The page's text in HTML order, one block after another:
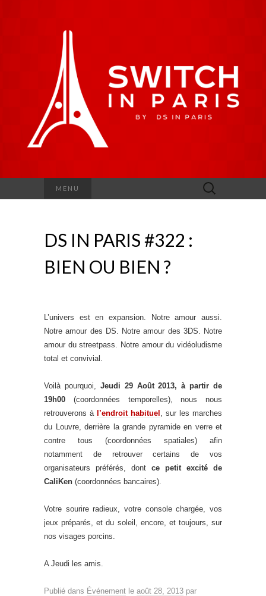
MENU Rechercher :
DS IN PARIS #322 :
BIEN OU BIEN ?
L’univers est en expansion. Notre amour aussi.
Notre amour des DS. Notre amour des 3DS. Notre
amour du streetpass. Notre amour du vidéoludisme
total et convivial.
Voilà pourquoi, Jeudi 29 Août 2013, à partir de
19h00 (coordonnées temporelles), nous nous
retrouverons à l’endroit habituel
, sur les marches
du Louvre, derrière la grande pyramide en verre et
contre tous (coordonnées spatiales) afin
notamment de retrouver certains de vos
organisateurs préférés, dont ce petit excité de
CaliKen (coordonnées bancaires).
Votre sourire radieux, votre console chargée, vos
jeux préparés, et du soleil, encore, et toujours, sur
nos visages porcins.
A Jeudi les amis.
Publié dans Événement le août 28, 2013 par